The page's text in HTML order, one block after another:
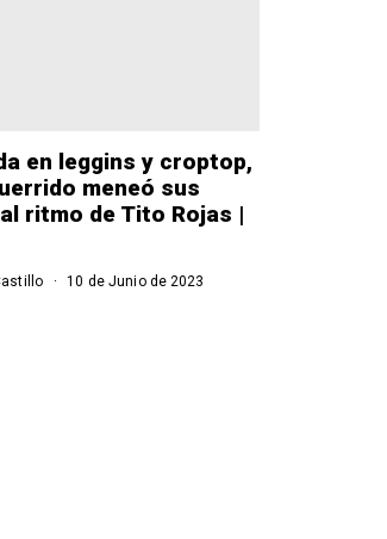
en leggins y croptop,
meneó sus
ritmo de Tito Rojas |
10 de Junio de 2023